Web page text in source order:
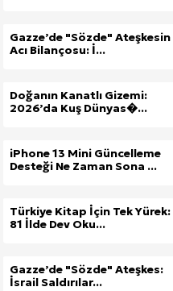
Gazze’de "Sözde" Ateşkesin
Acı Bilançosu: İ...
Doğanın Kanatlı Gizemi:
2026’da Kuş Dünyas�...
iPhone 13 Mini Güncelleme
Desteği Ne Zaman Sona ...
Türkiye Kitap İçin Tek Yürek:
81 İlde Dev Oku...
Gazze’de "Sözde" Ateşkes:
İsrail Saldırılar...